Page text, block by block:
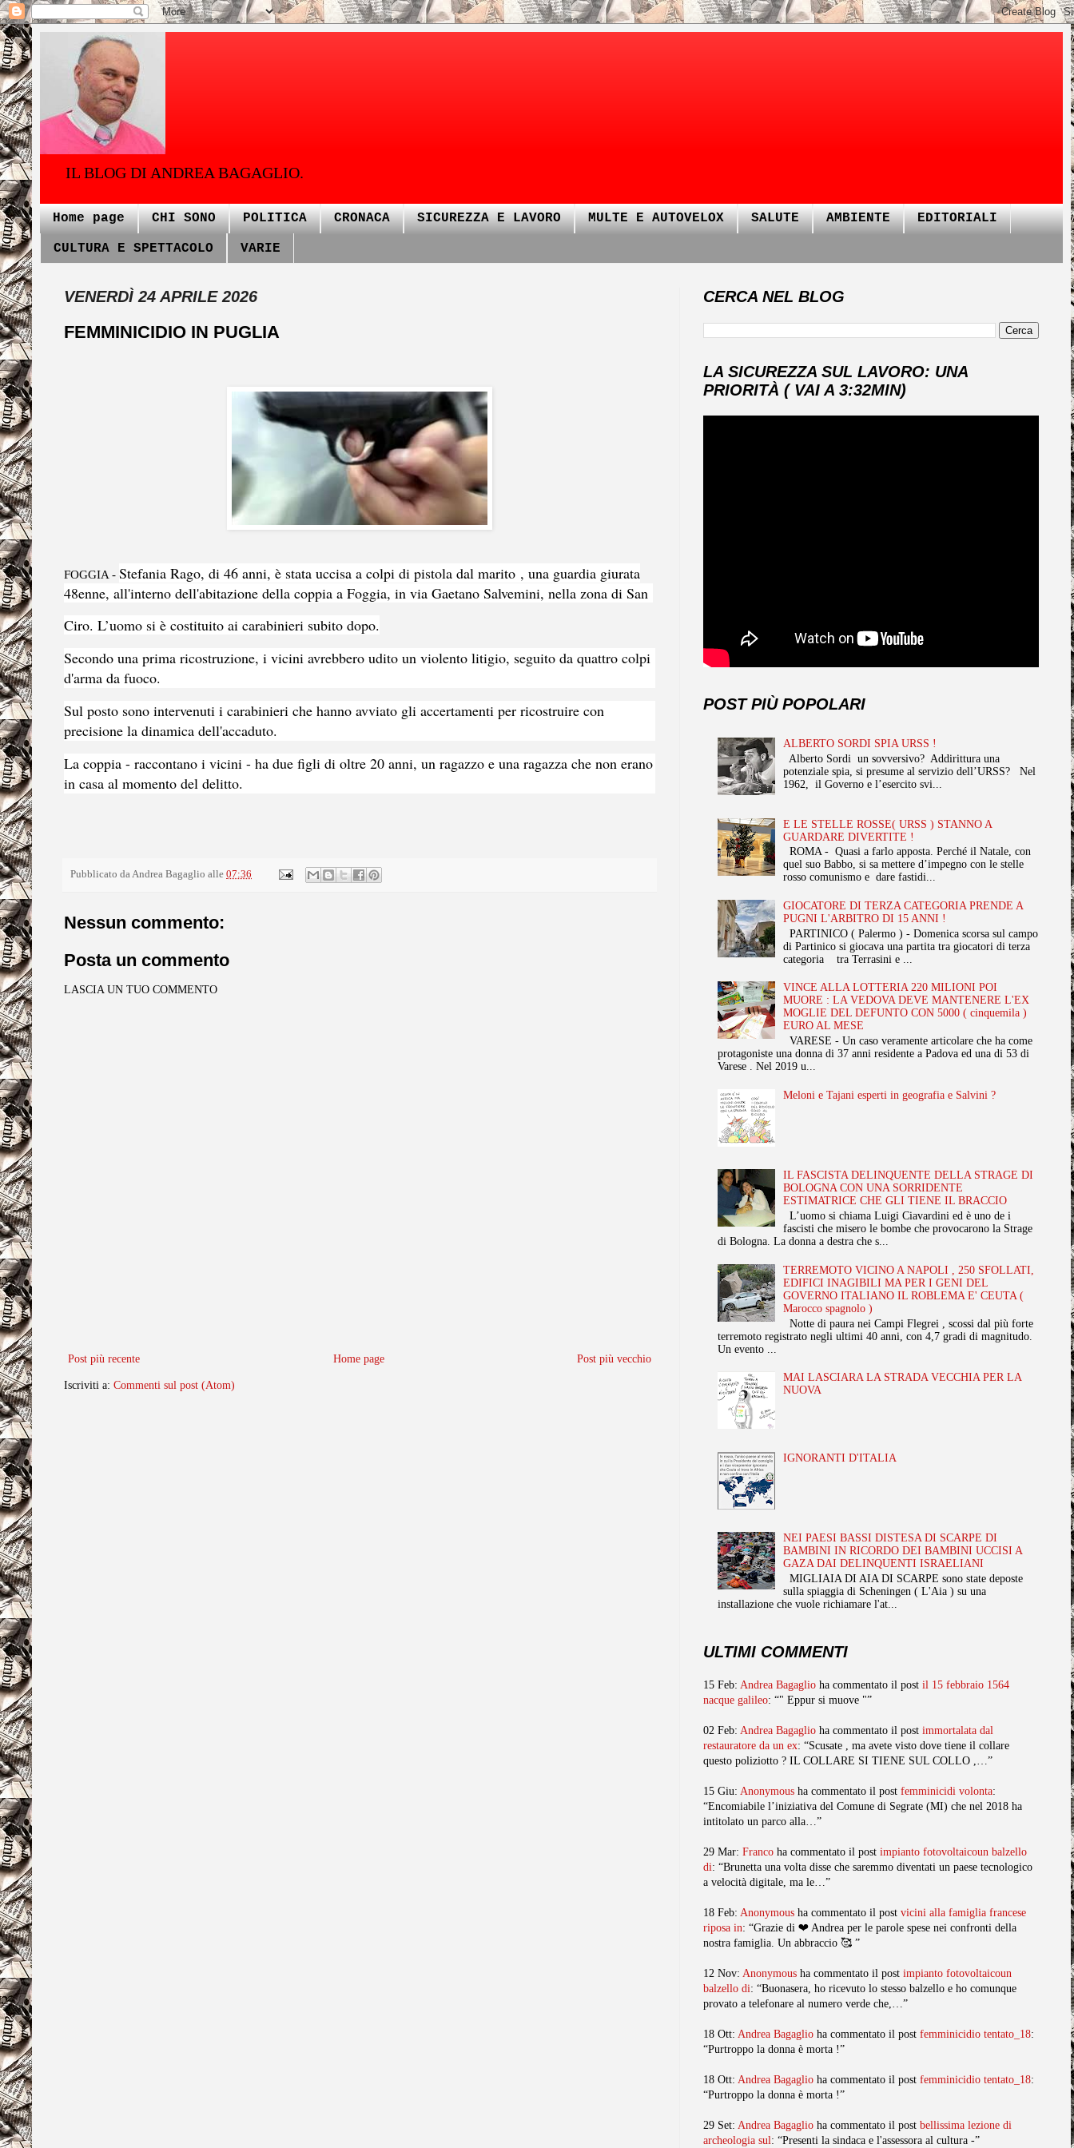
IL BLOG DI ANDREA BAGAGLIO.
Home page CHI SONO POLITICA CRONACA SICUREZZA E LAVORO MULTE E AUTOVELOX SALUTE AMBIENTE EDITORIALI
CULTURA E SPETTACOLO VARIE
VENERDÌ 24 APRILE 2026
FEMMINICIDIO IN PUGLIA
FOGGIA - Stefania Rago, di 46 anni, è stata uccisa a colpi di pistola dal marito , una guardia giurata
48enne, all'interno dell'abitazione della coppia a Foggia, in via Gaetano Salvemini, nella zona di San
Ciro. L’uomo si è costituito ai carabinieri subito dopo.
Secondo una prima ricostruzione, i vicini avrebbero udito un violento litigio, seguito da quattro colpi
d'arma da fuoco.
Sul posto sono intervenuti i carabinieri che hanno avviato gli accertamenti per ricostruire con
precisione la dinamica dell'accaduto.
La coppia - raccontano i vicini - ha due figli di oltre 20 anni, un ragazzo e una ragazza che non erano
in casa al momento del delitto.
Pubblicato da Andrea Bagaglio alle 07:36
Nessun commento:
Posta un commento
LASCIA UN TUO COMMENTO
Post più recente Post più vecchio
Home page
Iscriviti a: Commenti sul post (Atom)
CERCA NEL BLOG
LA SICUREZZA SUL LAVORO: UNA
PRIORITÀ ( VAI A 3:32MIN)
POST PIÙ POPOLARI
ALBERTO SORDI SPIA URSS !
Alberto Sordi un sovversivo? Addirittura una
potenziale spia, si presume al servizio dell’URSS? Nel
1962, il Governo e l’esercito svi...
E LE STELLE ROSSE( URSS ) STANNO A
GUARDARE DIVERTITE !
ROMA - Quasi a farlo apposta. Perché il Natale, con
quel suo Babbo, si sa mettere d’impegno con le stelle
rosso comunismo e dare fastidi...
GIOCATORE DI TERZA CATEGORIA PRENDE A
PUGNI L'ARBITRO DI 15 ANNI !
PARTINICO ( Palermo ) - Domenica scorsa sul campo
di Partinico si giocava una partita tra giocatori di terza
categoria tra Terrasini e ...
VINCE ALLA LOTTERIA 220 MILIONI POI
MUORE : LA VEDOVA DEVE MANTENERE L'EX
MOGLIE DEL DEFUNTO CON 5000 ( cinquemila )
EURO AL MESE
VARESE - Un caso veramente articolare che ha come
protagoniste una donna di 37 anni residente a Padova ed una di 53 di
Varese . Nel 2019 u...
Meloni e Tajani esperti in geografia e Salvini ?
IL FASCISTA DELINQUENTE DELLA STRAGE DI
BOLOGNA CON UNA SORRIDENTE
ESTIMATRICE CHE GLI TIENE IL BRACCIO
L’uomo si chiama Luigi Ciavardini ed è uno de i
fascisti che misero le bombe che provocarono la Strage
di Bologna. La donna a destra che s...
TERREMOTO VICINO A NAPOLI , 250 SFOLLATI,
EDIFICI INAGIBILI MA PER I GENI DEL
GOVERNO ITALIANO IL ROBLEMA E' CEUTA (
Marocco spagnolo )
Notte di paura nei Campi Flegrei , scossi dal più forte
terremoto registrato negli ultimi 40 anni, con 4,7 gradi di magnitudo.
Un evento ...
MAI LASCIARA LA STRADA VECCHIA PER LA
NUOVA
IGNORANTI D'ITALIA
NEI PAESI BASSI DISTESA DI SCARPE DI
BAMBINI IN RICORDO DEI BAMBINI UCCISI A
GAZA DAI DELINQUENTI ISRAELIANI
MIGLIAIA DI AIA DI SCARPE sono state deposte
sulla spiaggia di Scheningen ( L'Aia ) su una
installazione che vuole richiamare l'at...
ULTIMI COMMENTI
15 Feb: Andrea Bagaglio ha commentato il post il 15 febbraio 1564
nacque galileo: “" Eppur si muove "”
02 Feb: Andrea Bagaglio ha commentato il post immortalata dal
restauratore da un ex: “Scusate , ma avete visto dove tiene il collare
questo poliziotto ? IL COLLARE SI TIENE SUL COLLO ,…”
15 Giu: Anonymous ha commentato il post femminicidi volonta:
“Encomiabile l’iniziativa del Comune di Segrate (MI) che nel 2018 ha
intitolato un parco alla…”
29 Mar: Franco ha commentato il post impianto fotovoltaicoun balzello
di: “Brunetta una volta disse che saremmo diventati un paese tecnologico
a velocità digitale, ma le…”
18 Feb: Anonymous ha commentato il post vicini alla famiglia francese
riposa in: “Grazie di ❤️ Andrea per le parole spese nei confronti della
nostra famiglia. Un abbraccio 🥰 ”
12 Nov: Anonymous ha commentato il post impianto fotovoltaicoun
balzello di: “Buonasera, ho ricevuto lo stesso balzello e ho comunque
provato a telefonare al numero verde che,…”
18 Ott: Andrea Bagaglio ha commentato il post femminicidio tentato_18:
“Purtroppo la donna è morta !”
18 Ott: Andrea Bagaglio ha commentato il post femminicidio tentato_18:
“Purtroppo la donna è morta !”
29 Set: Andrea Bagaglio ha commentato il post bellissima lezione di
archeologia sul : “Presenti la sindaca e l'assessora al cultura -”